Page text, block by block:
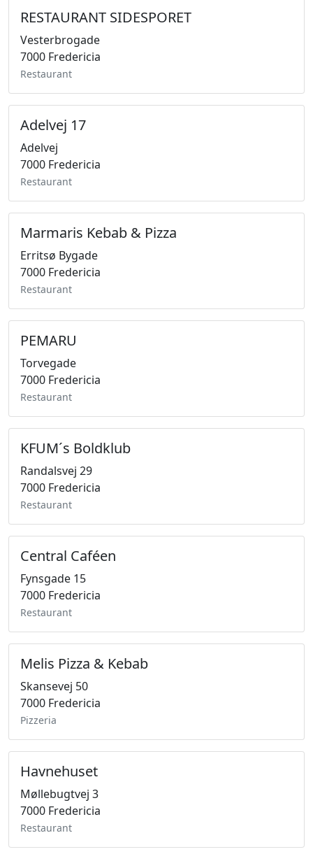
RESTAURANT SIDESPORET
Vesterbrogade
7000 Fredericia
Restaurant
Adelvej 17
Adelvej
7000 Fredericia
Restaurant
Marmaris Kebab & Pizza
Erritsø Bygade
7000 Fredericia
Restaurant
PEMARU
Torvegade
7000 Fredericia
Restaurant
KFUM´s Boldklub
Randalsvej 29
7000 Fredericia
Restaurant
Central Caféen
Fynsgade 15
7000 Fredericia
Restaurant
Melis Pizza & Kebab
Skansevej 50
7000 Fredericia
Pizzeria
Havnehuset
Møllebugtvej 3
7000 Fredericia
Restaurant